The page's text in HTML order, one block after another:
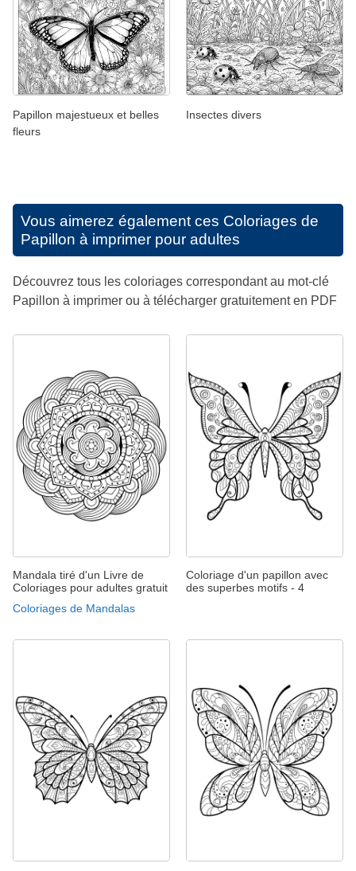
Papillon majestueux et belles
fleurs
Insectes divers
Vous aimerez également ces Coloriages de
Papillon à imprimer pour adultes
Découvrez tous les coloriages correspondant au mot-clé
Papillon à imprimer ou à télécharger gratuitement en PDF
Mandala tiré d'un Livre de
Coloriages pour adultes gratuit
Coloriages de Mandalas
Coloriage d'un papillon avec
des superbes motifs - 4